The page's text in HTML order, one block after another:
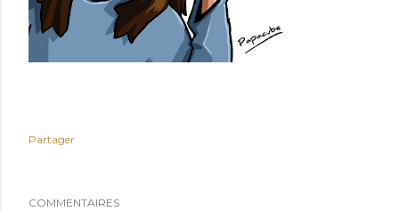
Partager
COMMENTAIRES